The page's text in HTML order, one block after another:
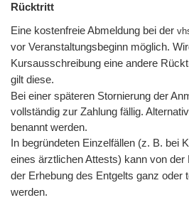
Rücktritt
Eine kostenfreie Abmeldung bei der
vor Veranstaltungsbeginn möglich.
Kursausschreibung eine andere
gilt diese.
Bei einer späteren Stornierung der
vollständig zur Zahlung fällig.
benannt werden.
In begründeten Einzelfällen (z. B. bei
eines ärztlichen Attests) kann von
der Erhebung des Entgelts ganz oder
werden.